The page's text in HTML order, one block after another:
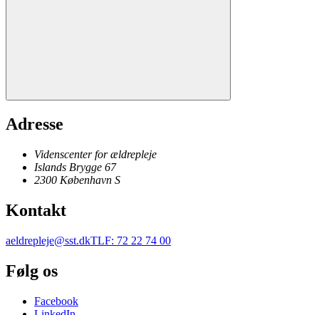
Adresse
Videnscenter for ældrepleje
Islands Brygge 67
2300 København S
Kontakt
aeldrepleje@sst.dkTLF: 72 22 74 00
Følg os
Facebook